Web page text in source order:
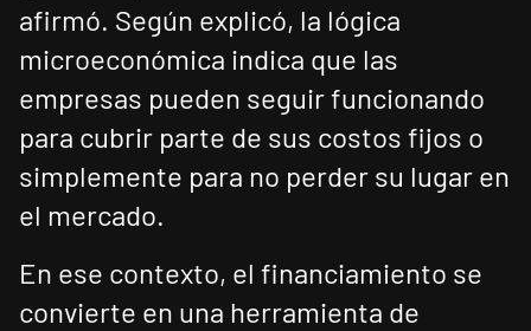
afirmó. Según explicó, la lógica
microeconómica indica que las
empresas pueden seguir funcionando
para cubrir parte de sus costos fijos o
simplemente para no perder su lugar en
el mercado.
En ese contexto, el financiamiento se
convierte en una herramienta de